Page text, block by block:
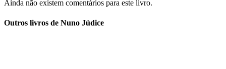
Ainda não existem comentários para este livro.
Outros livros de Nuno Júdice